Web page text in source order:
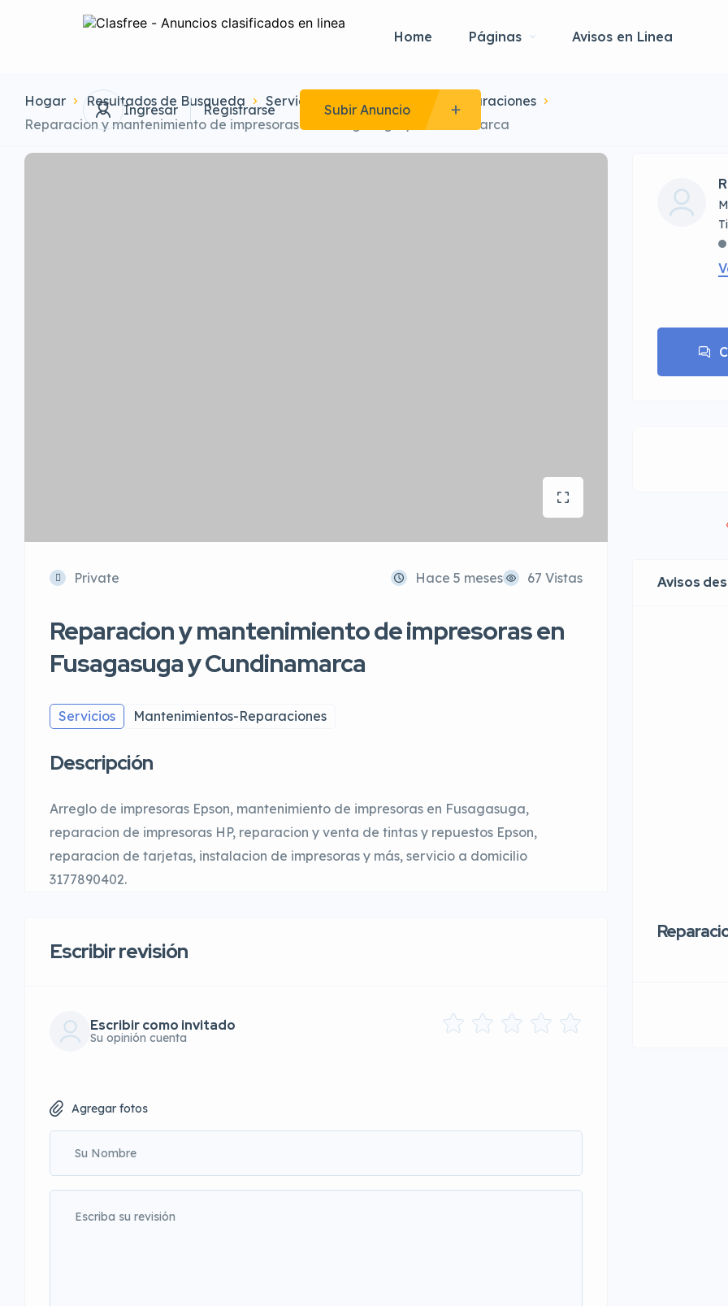
Home Páginas Avisos en Linea
Ingresar Registrarse Subir Anuncio
Hogar Resultados de Busqueda Servicios
Mantenimientos-Reparaciones
Reparacion y mantenimiento de impresoras en Fusagasuga y Cundinamarca
Private Hace 5 meses 67 Vistas
Reparacion y mantenimiento de impresoras en
Fusagasuga y Cundinamarca
Servicios Mantenimientos-Reparaciones
Descripción
Arreglo de impresoras Epson, mantenimiento de impresoras en Fusagasuga,
reparacion de impresoras HP, reparacion y venta de tintas y repuestos Epson,
reparacion de tarjetas, instalacion de impresoras y más, servicio a domicilio
3177890402.
Escribir revisión
Escribir como invitado
Su opinión cuenta
Agregar fotos
Avisos